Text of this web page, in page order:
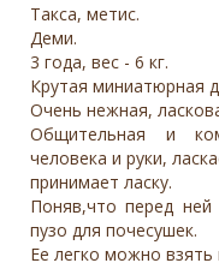
Такса, метис.
Деми.
3 года, вес - 6 кг.
Крутая миниатюрная
Очень нежная,
Общительная и
человека и руки,
принимает ласку.
Поняв,что перед ней
пузо для почесушек.
Ее легко можно взять